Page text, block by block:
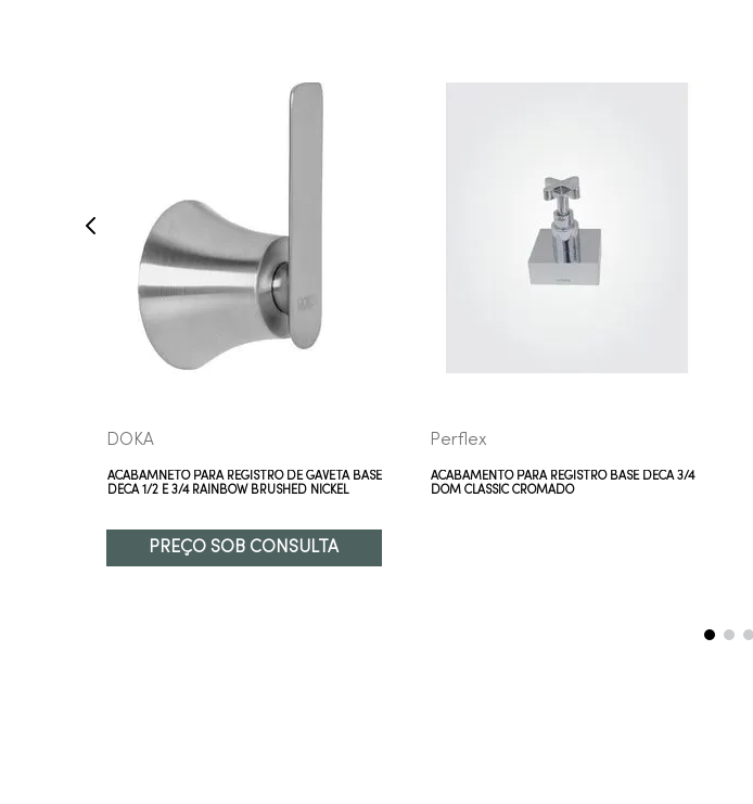
VEJA MAIS
DOKA
ACABAMNETO PARA REGISTRO DE GAVETA BASE
DECA 1/2 E 3/4 RAINBOW BRUSHED NICKEL
PREÇO SOB CONSULTA
INDISPONÍVEL
Perflex
ACABAMENTO PARA REGISTRO BASE DECA 3/4
DOM CLASSIC CROMADO